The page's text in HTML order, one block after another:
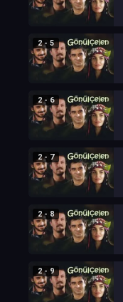
2 - 5
2 - 6
2 - 7
2 - 8
2 - 9